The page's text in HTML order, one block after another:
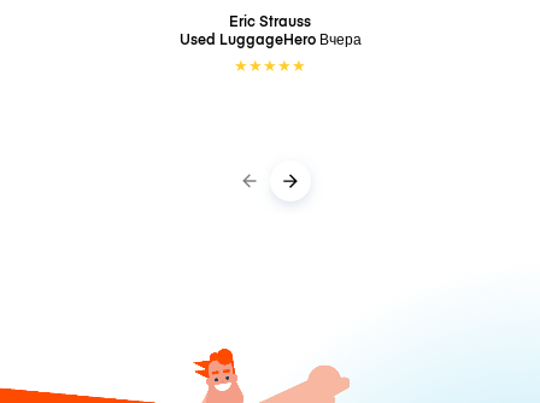
Eric Strauss
Used LuggageHero Вчера
★★★★★